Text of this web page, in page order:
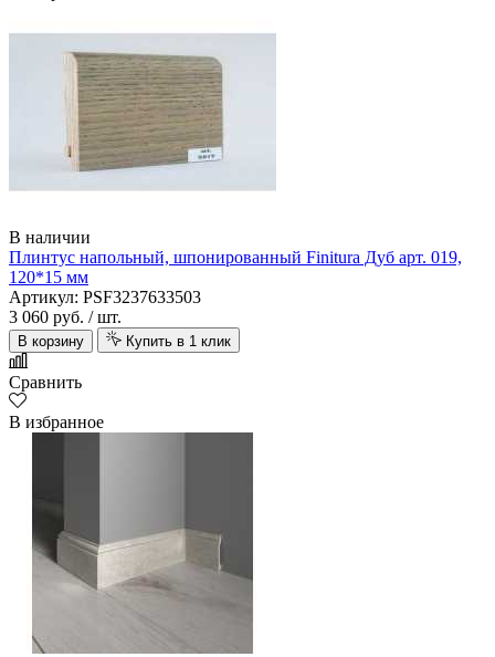
В наличии
Плинтус напольный, шпонированный Finitura Дуб арт. 019,
120*15 мм
Артикул: PSF3237633503
3 060 руб. / шт.
В корзину Купить в 1 клик
Сравнить
В избранное